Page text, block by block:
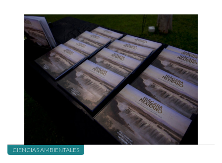
CIENCIAS AMBIENTALES